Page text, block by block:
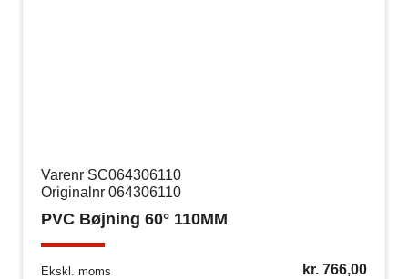
Varenr SC064306110
Originalnr 064306110
PVC Bøjning 60° 110MM
Ekskl. moms kr.766,00